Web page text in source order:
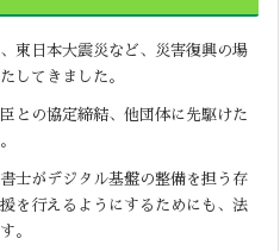
東日本大震災など、災害復興の場
してきました。
との協定締結、他団体に先駆けた
士がデジタル基盤の整備を担う存
を行えるようにするためにも、法
。